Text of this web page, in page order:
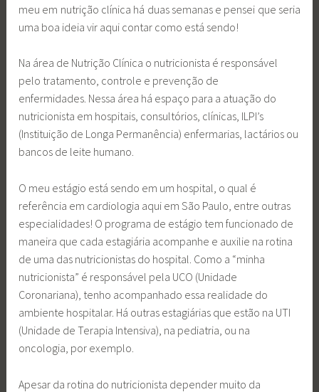
meu em nutrição clínica há duas semanas e pensei que seria
uma boa ideia vir aqui contar como está sendo!
Na área de Nutrição Clínica o nutricionista é responsável
pelo tratamento, controle e prevenção de
enfermidades. Nessa área há espaço para a atuação do
nutricionista em hospitais, consultórios, clínicas, ILPI’s
(Instituição de Longa Permanência) enfermarias, lactários ou
bancos de leite humano.
O meu estágio está sendo em um hospital, o qual é
referência em cardiologia aqui em São Paulo, entre outras
especialidades! O programa de estágio tem funcionado de
maneira que cada estagiária acompanhe e auxilie na rotina
de uma das nutricionistas do hospital. Como a “minha
nutricionista” é responsável pela UCO (Unidade
Coronariana), tenho acompanhado essa realidade do
ambiente hospitalar. Há outras estagiárias que estão na UTI
(Unidade de Terapia Intensiva), na pediatria, ou na
oncologia, por exemplo.
Apesar da rotina do nutricionista depender muito da